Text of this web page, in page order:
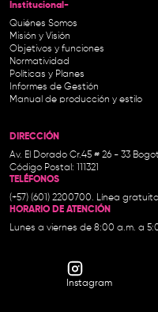
Institucional-
Quiénes Somos
Misión y Visión
Objetivos y funciones
Normatividad
Políticas y Planes
Informes de Gestión
Manual de producción y estilo
DIRECCIÓN
Av. El Dorado Cr.45 # 26 - 33
Código Postal: 111321
TELÉFONOS
(+57) (601) 2200700. Línea
HORARIO DE ATENCIÓN
Lunes a viernes de 8:00 a.m. a
Instagram